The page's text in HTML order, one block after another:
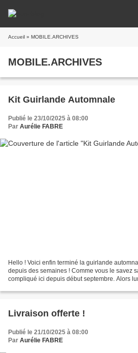
Accueil » MOBILE.ARCHIVES
MOBILE.ARCHIVES
Kit Guirlande Automnale
Publié le 23/10/2025 à 08:00
Par Aurélie FABRE
Hello ! Voici enfin terminé la guirlande
depuis des semaines ! Comme vous le savez
compliqué ici depuis début septembre. Alors
Livraison offerte !
Publié le 21/10/2025 à 08:00
Par Aurélie FABRE